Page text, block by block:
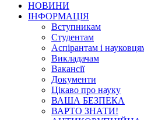
НОВИНИ
ІНФОРМАЦІЯ
Вступникам
Студентам
Аспірантам і
Викладачам
Вакансії
Документи
Цікаво про науку
ВАША БЕЗПЕКА
ВАРТО ЗНАТИ!